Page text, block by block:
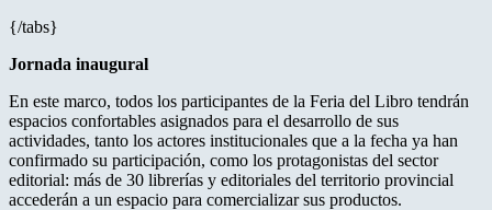
{/tabs}
Jornada inaugural
En este marco, todos los participantes de la Feria del Libro tendrán
espacios confortables asignados para el desarrollo de sus
actividades, tanto los actores institucionales que a la fecha ya han
confirmado su participación, como los protagonistas del sector
editorial: más de 30 librerías y editoriales del territorio provincial
accederán a un espacio para comercializar sus productos.